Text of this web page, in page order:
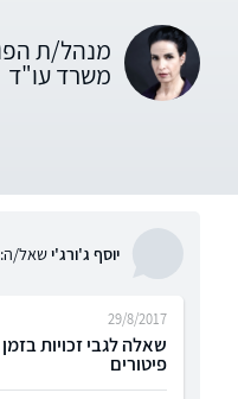
מנהל/ת
משרד עו"ד
יוסף ג'ורג'ישאל/ה:
שאלה לגבי זכויות
פיטורים
29/8/2017